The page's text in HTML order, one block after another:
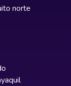
norte